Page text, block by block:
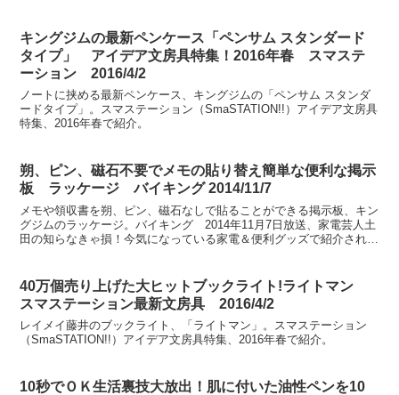
キングジムの最新ペンケース「ペンサム スタンダード
タイプ」 アイデア文房具特集！2016年春 スマステ
ーション 2016/4/2
ノートに挟める最新ペンケース、キングジムの「ペンサム スタンダ
ードタイプ」。スマステーション（SmaSTATION!!）アイデア文房具
特集、2016年春で紹介。
朔、ピン、磁石不要でメモの貼り替え簡単な便利な掲示
板 ラッケージ バイキング 2014/11/7
メモや領収書を朔、ピン、磁石なしで貼ることができる掲示板、キン
グジムのラッケージ。バイキング 2014年11月7日放送、家電芸人土
田の知らなきゃ損！今気になっている家電＆便利グッズで紹介されま
40万個売り上げた大ヒットブックライト!ライトマン
スマステーション最新文房具 2016/4/2
レイメイ藤井のブックライト、「ライトマン」。スマステーション
（SmaSTATION!!）アイデア文房具特集、2016年春で紹介。
10秒でＯＫ生活裏技大放出！肌に付いた油性ペンを10